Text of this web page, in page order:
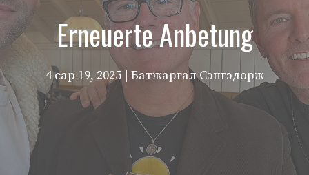
Erneuerte Anbetung
4 сар 19, 2025 | Батжаргал Сэнгэдорж